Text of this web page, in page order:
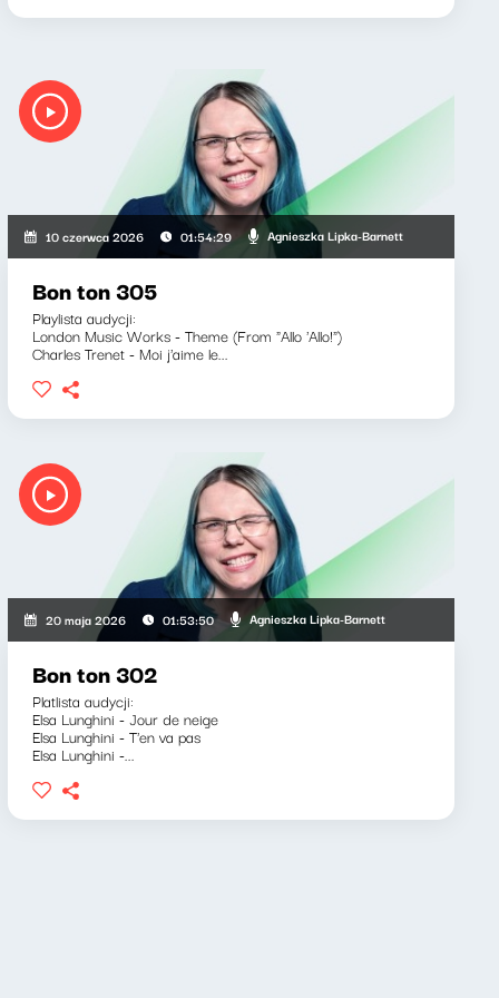
10 czerwca 2026 01:54:29 Agnieszka Lipka-Barnett
Bon ton 305
Playlista audycji:
London Music Works - Theme (From "Allo 'Allo!")
Charles Trenet - Moi j'aime le...
20 maja 2026 01:53:50 Agnieszka Lipka-Barnett
Bon ton 302
Platlista audycji:
Elsa Lunghini - Jour de neige
Elsa Lunghini - T'en va pas
Elsa Lunghini -...